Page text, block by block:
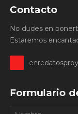
Contacto
No dudes en
Estaremos
Formulario